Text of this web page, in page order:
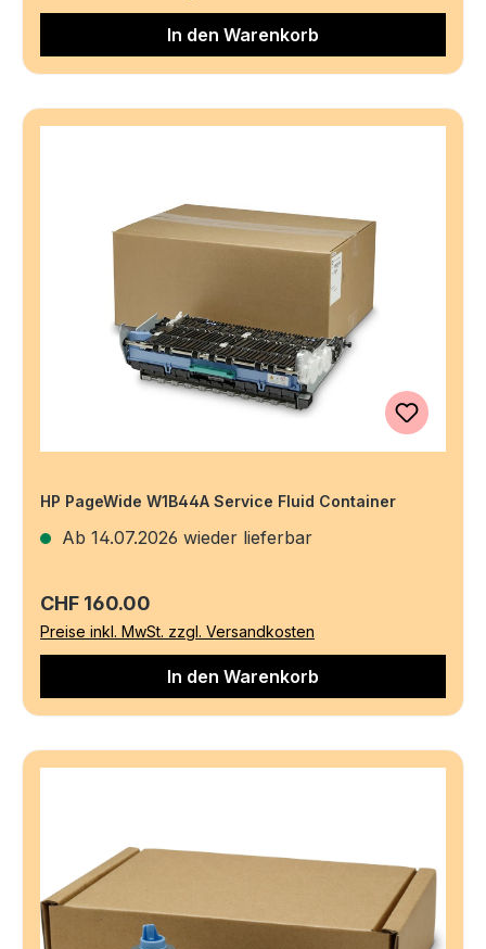
In den Warenkorb
HP PageWide W1B44A Service Fluid Container
Ab 14.07.2026 wieder lieferbar
Regulärer Preis:
CHF 160.00
Preise inkl. MwSt. zzgl. Versandkosten
In den Warenkorb